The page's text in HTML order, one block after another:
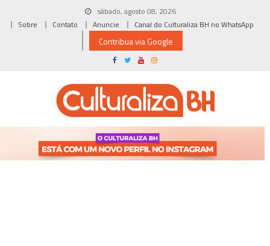
sábado, agosto 08, 2026
Sobre
Contato Anuncie Canal do Culturaliza BH no WhatsApp
Contribua via Google